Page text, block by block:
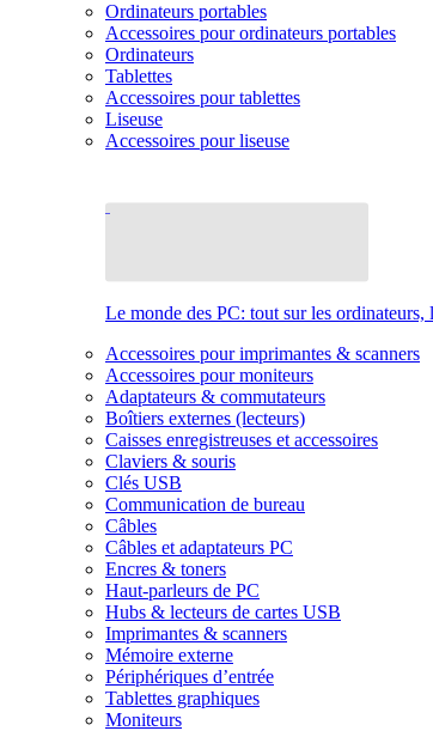
Ordinateurs portables
Accessoires pour ordinateurs portables
Ordinateurs
Tablettes
Accessoires pour tablettes
Liseuse
Accessoires pour liseuse
Le monde des PC: tout sur les ordinateurs,
Accessoires pour imprimantes & scanners
Accessoires pour moniteurs
Adaptateurs & commutateurs
Boîtiers externes (lecteurs)
Caisses enregistreuses et accessoires
Claviers & souris
Clés USB
Communication de bureau
Câbles
Câbles et adaptateurs PC
Encres & toners
Haut-parleurs de PC
Hubs & lecteurs de cartes USB
Imprimantes & scanners
Mémoire externe
Périphériques d’entrée
Tablettes graphiques
Moniteurs